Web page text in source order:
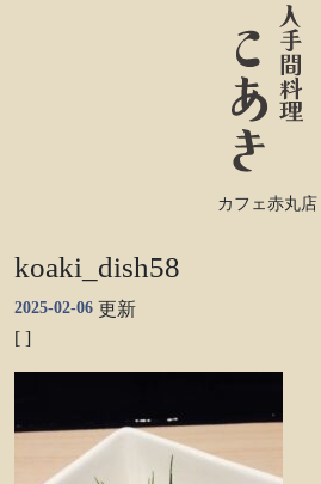
カフェ赤丸店
koaki_dish58
2025-02-06 更新
[ ]